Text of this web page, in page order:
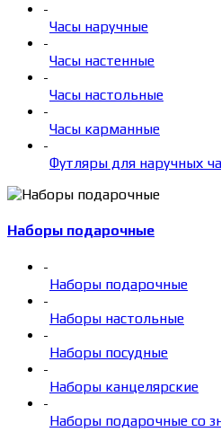
-
Часы наручные
-
Часы настенные
-
Часы настольные
-
Часы карманные
-
Футляры для наручных
Наборы подарочные
-
Наборы подарочные
-
Наборы настольные
-
Наборы посудные
-
Наборы канцелярские
-
Наборы подарочные со